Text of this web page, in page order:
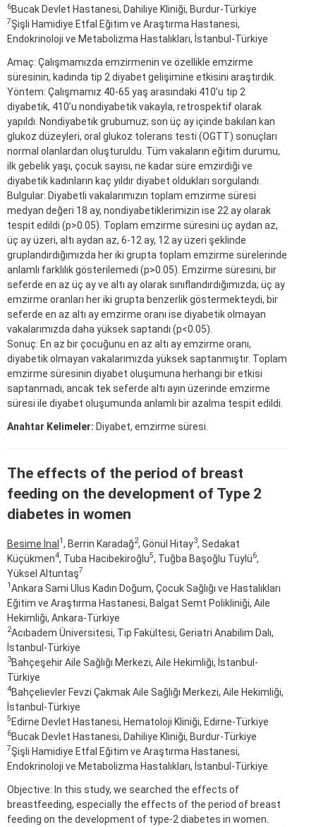
6Bucak Devlet Hastanesi, Dahiliye Kliniği, Burdur-Türkiye
7Şişli Hamidiye Etfal Eğitim ve Araştırma Hastanesi,
Endokrinoloji ve Metabolizma Hastalıkları, İstanbul-Türkiye
Amaç: Çalışmamızda emzirmenin ve özellikle emzirme
süresinin, kadında tip 2 diyabet gelişimine etkisini araştırdık.
Yöntem: Çalışmamız 40-65 yaş arasındaki 410’u tip 2
diyabetik, 410’u nondiyabetik vakayla, retrospektif olarak
yapıldı. Nondiyabetik grubumuz; son üç ay içinde bakılan kan
glukoz düzeyleri, oral glukoz tolerans testi (OGTT) sonuçları
normal olanlardan oluşturuldu. Tüm vakaların eğitim durumu,
ilk gebelik yaşı, çocuk sayısı, ne kadar süre emzirdiği ve
diyabetik kadınların kaç yıldır diyabet oldukları sorgulandı.
Bulgular: Diyabetli vakalarımızın toplam emzirme süresi
medyan değeri 18 ay, nondiyabetiklerimizin ise 22 ay olarak
tespit edildi (p>0.05). Toplam emzirme süresini üç aydan az,
üç ay üzeri, altı aydan az, 6-12 ay, 12 ay üzeri şeklinde
gruplandırdığımızda her iki grupta toplam emzirme sürelerinde
anlamlı farklılık gösterilemedi (p>0.05). Emzirme süresini, bir
seferde en az üç ay ve altı ay olarak sınıflandırdığımızda; üç ay
emzirme oranları her iki grupta benzerlik göstermekteydi, bir
seferde en az altı ay emzirme oranı ise diyabetik olmayan
vakalarımızda daha yüksek saptandı (p<0.05).
Sonuç: En az bir çocuğunu en az altı ay emzirme oranı,
diyabetik olmayan vakalarımızda yüksek saptanmıştır. Toplam
emzirme süresinin diyabet oluşumuna herhangi bir etkisi
saptanmadı, ancak tek seferde altı ayın üzerinde emzirme
süresi ile diyabet oluşumunda anlamlı bir azalma tespit edildi.
Anahtar Kelimeler: Diyabet, emzirme süresi.
The effects of the period of breast
feeding on the development of Type 2
diabetes in women
Besime İnal1 , Berrin Karadağ2, Gönül Hitay3, Sedakat
Küçükmen4, Tuba Hacıbekiroğlu5, Tuğba Başoğlu Tüylü6,
Yüksel Altuntaş7
1 Ankara Sami Ulus Kadın Doğum, Çocuk Sağlığı ve Hastalıkları
Eğitim ve Araştırma Hastanesi, Balgat Semt Polikliniği, Aile
Hekimliği, Ankara-Türkiye
2Acıbadem Üniversitesi, Tıp Fakültesi, Geriatri Anabilim Dalı,
İstanbul-Türkiye
3Bahçeşehir Aile Sağlığı Merkezi, Aile Hekimliği, İstanbul-
Türkiye
4Bahçelievler Fevzi Çakmak Aile Sağlığı Merkezi, Aile Hekimliği,
İstanbul-Türkiye
5Edirne Devlet Hastanesi, Hematoloji Kliniği, Edirne-Türkiye
6Bucak Devlet Hastanesi, Dahiliye Kliniği, Burdur-Türkiye
7Şişli Hamidiye Etfal Eğitim ve Araştırma Hastanesi,
Endokrinoloji ve Metabolizma Hastalıkları, İstanbul-Türkiye
Objective: In this study, we searched the effects of
breastfeeding, especially the effects of the period of breast
feeding on the development of type-2 diabetes in women.